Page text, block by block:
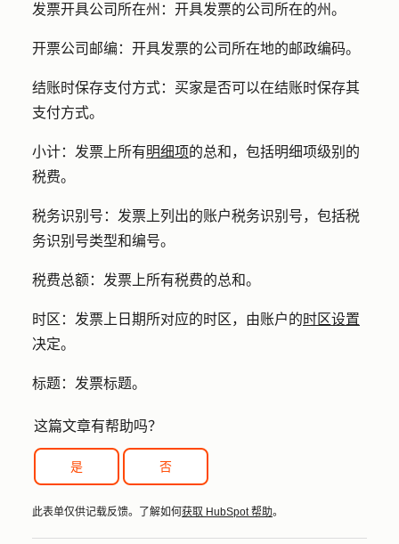
发票开具公司所在州： 开具发票的公司所在的州。
开票公司邮编： 开具发票的公司所在地的邮政编码。
结账时保存支付方式： 买家是否可以在结账时保存其
支付方式。
小计： 发票上所有明细项的总和，包括明细项级别的
税费。
税务识别号： 发票上列出的账户税务识别号，包括税
务识别号类型和编号。
税费总额： 发票上所有税费的总和。
时区： 发票上日期所对应的时区，由账户的时区设置
决定。
标题： 发票标题。
这篇文章有帮助吗？
是 否
此表单仅供记载反馈。了解如何 获取 HubSpot 帮助。